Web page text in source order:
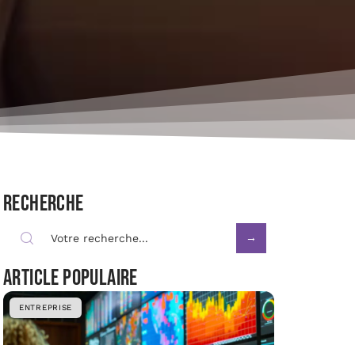
Recherche
Article populaire
ENTREPRISE